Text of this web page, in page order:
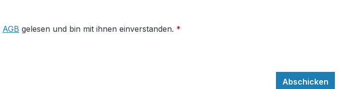
AGB gelesen und bin mit ihnen einverstanden. *
Abschicken